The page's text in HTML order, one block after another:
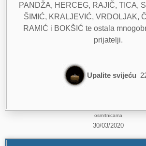
PANDŽA, HERCEG, RAJIČ, TICA,
ŠIMIĆ, KRALJEVIĆ, VRDOLJAK,
RAMIĆ i BOKŠIĆ te ostala
prijatelji.
Upalite svijeću
osmrtnicama
30/03/2020